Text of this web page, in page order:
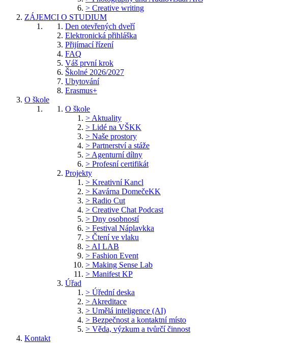
> Creative writing
ZÁJEMCI O STUDIUM
Den otevřených dveří
Elektronická přihláška
Přijímací řízení
FAQ
Váš první krok
Školné 2026/2027
Ubytování
Erasmus+
O škole
O škole
> Aktuality
> Lidé na VŠKK
> Naše prostory
> Partnerství a stáže
> Agenturní dílny
> Profesní certifikát
Projekty
> Kreativní Kancl
> Kavárna DomečeKK
> Radio Cut
> Creative Chat Podcast
> Dny osobností
> Festival Náplavkka
> Čtení ve vlaku
> AI LAB
> Fashion Event
> Making Sense Lab
> Manifest KP
Úřad
> Úřední deska
> Akreditace
> Umělá inteligence (AI)
> Bezpečnost a kontaktní místo
> Věda, výzkum a tvůrčí činnost
Kontakt